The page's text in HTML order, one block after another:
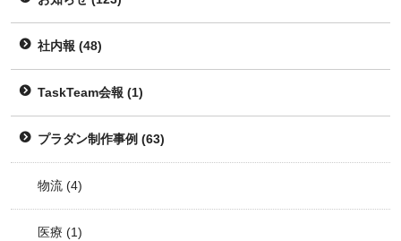
社内報 (48)
TaskTeam会報 (1)
プラダン制作事例 (63)
物流 (4)
医療 (1)